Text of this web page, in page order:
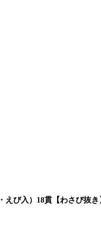
び入）18貫【わさび抜き